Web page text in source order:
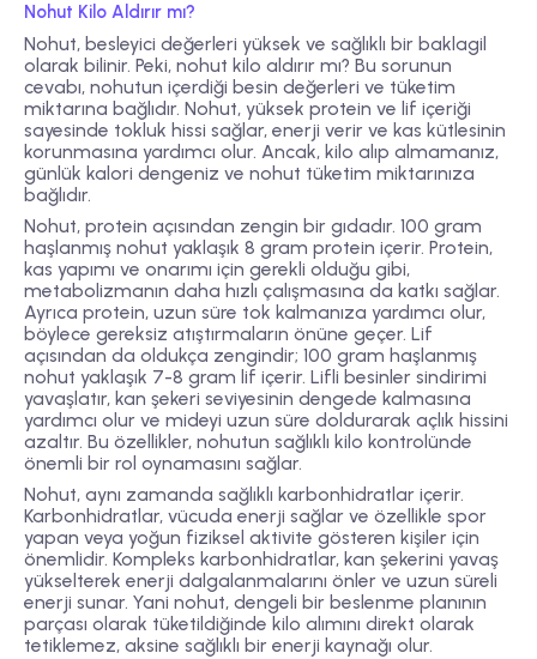
Nohut Kilo Aldırır mı?
Nohut, besleyici değerleri yüksek ve sağlıklı bir baklagil
olarak bilinir. Peki, nohut kilo aldırır mı? Bu sorunun
cevabı, nohutun içerdiği besin değerleri ve tüketim
miktarına bağlıdır. Nohut, yüksek protein ve lif içeriği
sayesinde tokluk hissi sağlar, enerji verir ve kas kütlesinin
korunmasına yardımcı olur. Ancak, kilo alıp almamanız,
günlük kalori dengeniz ve nohut tüketim miktarınıza
bağlıdır.
Nohut, protein açısından zengin bir gıdadır. 100 gram
haşlanmış nohut yaklaşık 8 gram protein içerir. Protein,
kas yapımı ve onarımı için gerekli olduğu gibi,
metabolizmanın daha hızlı çalışmasına da katkı sağlar.
Ayrıca protein, uzun süre tok kalmanıza yardımcı olur,
böylece gereksiz atıştırmaların önüne geçer. Lif
açısından da oldukça zengindir; 100 gram haşlanmış
nohut yaklaşık 7-8 gram lif içerir. Lifli besinler sindirimi
yavaşlatır, kan şekeri seviyesinin dengede kalmasına
yardımcı olur ve mideyi uzun süre doldurarak açlık hissini
azaltır. Bu özellikler, nohutun sağlıklı kilo kontrolünde
önemli bir rol oynamasını sağlar.
Nohut, aynı zamanda sağlıklı karbonhidratlar içerir.
Karbonhidratlar, vücuda enerji sağlar ve özellikle spor
yapan veya yoğun fiziksel aktivite gösteren kişiler için
önemlidir. Kompleks karbonhidratlar, kan şekerini yavaş
yükselterek enerji dalgalanmalarını önler ve uzun süreli
enerji sunar. Yani nohut, dengeli bir beslenme planının
parçası olarak tüketildiğinde kilo alımını direkt olarak
tetiklemez, aksine sağlıklı bir enerji kaynağı olur.